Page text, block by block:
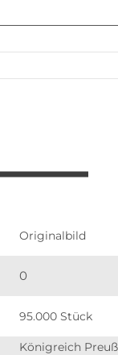
Originalbild
0
95.000 Stück
Königreich